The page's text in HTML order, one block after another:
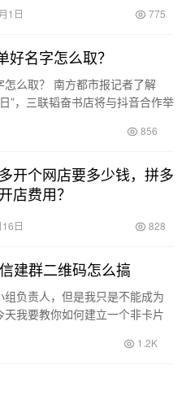
1日 775
名字怎么取？
么取？ 南方都市报记者了解
”，三联韬奋书店将与抖音合作举
856
开个网店要多少钱，拼多
店费用？
日 828
建群二维码怎么搞
负责人，但是我只是不能成为
我要教你如何建立一个非卡片
1.2K